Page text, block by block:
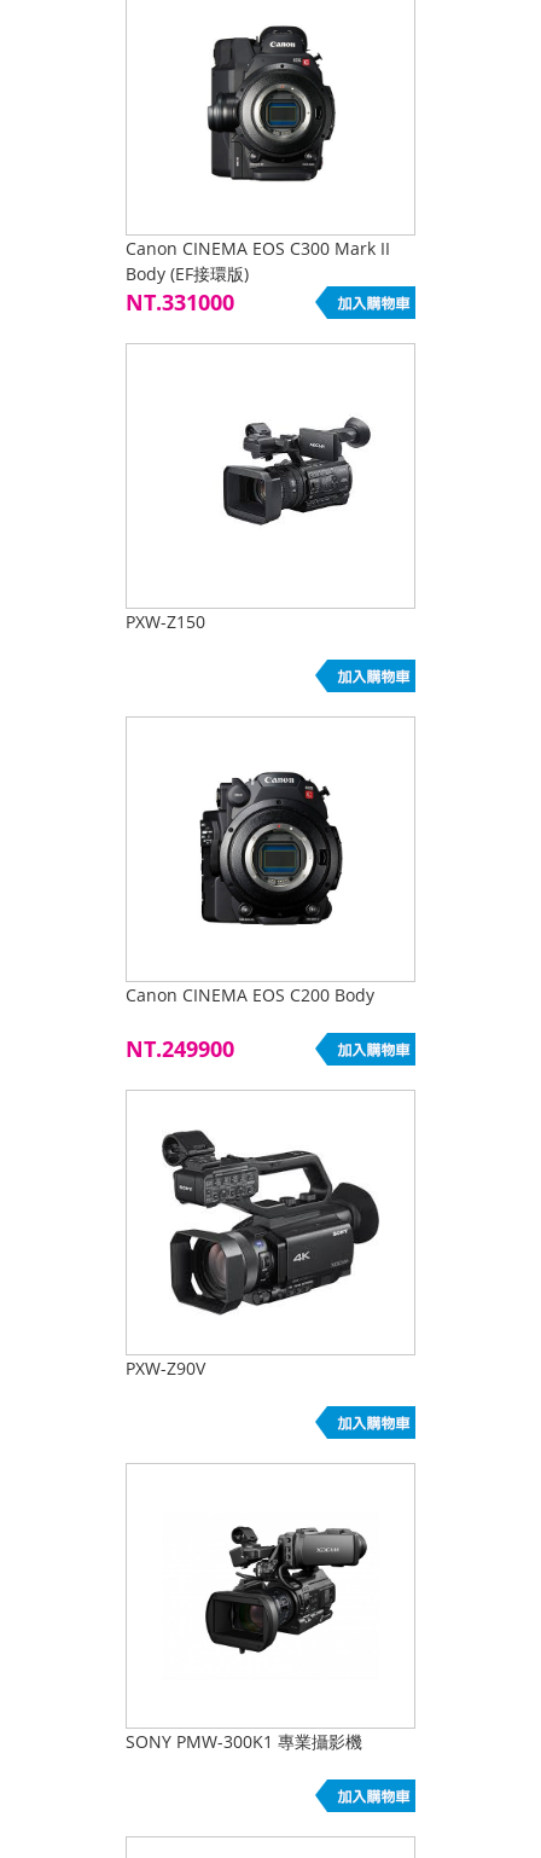
Canon CINEMA EOS C300 Mark II
Body (EF接環版)
NT.331000
PXW-Z150
Canon CINEMA EOS C200 Body
NT.249900
PXW-Z90V
SONY PMW-300K1 專業攝影機